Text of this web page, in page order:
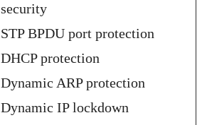
security
STP BPDU port protection
DHCP protection
Dynamic ARP protection
Dynamic IP lockdown